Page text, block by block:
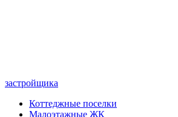
застройщика
Коттеджные поселки
Малоэтажные ЖК